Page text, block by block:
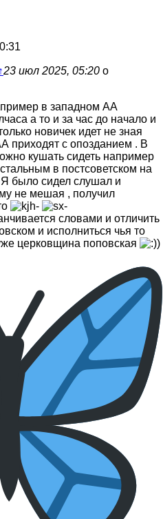
↑23 июл 2025, 05:20 о
в западном АА
а то и за час до начало и
новичек идет не зная
приходят с опозданием . В
кушать сидеть например
в постсоветском на
Я было сидел слушал и
не мешая , получил
словами и отличить
и исполниться чья то
церковщина поповская